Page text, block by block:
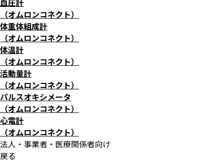
血圧計
（オムロンコネクト）
体重体組成計
（オムロンコネクト）
体温計
（オムロンコネクト）
活動量計
（オムロンコネクト）
パルスオキシメータ
（オムロンコネクト）
心電計
（オムロンコネクト）
法人・事業者・医療関係者向け
戻る